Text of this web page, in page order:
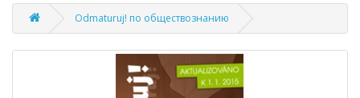
Odmaturuj! по обществознанию